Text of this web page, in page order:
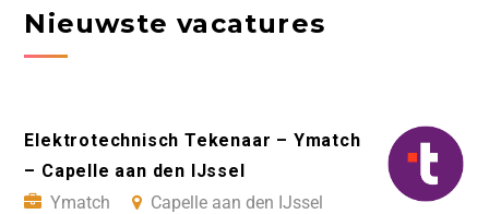
Nieuwste vacatures
Elektrotechnisch Tekenaar – Ymatch
– Capelle aan den IJssel
Ymatch
Capelle aan den IJssel